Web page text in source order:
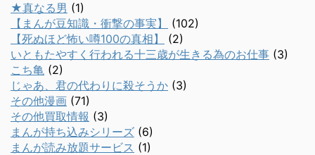
★真なる男 (1)
【まんが豆知識・衝撃の事実】
(102)
【死ぬほど怖い噂100の真相】
(2)
いともたやすく行われる十三歳が生きる為のお仕事 (3)
こち亀 (2)
じゃあ、君の代わりに殺そうか (3)
その他漫画 (71)
その他買取情報 (3)
まんが持ち込みシリーズ (6)
まんが読み放題サービス (1)